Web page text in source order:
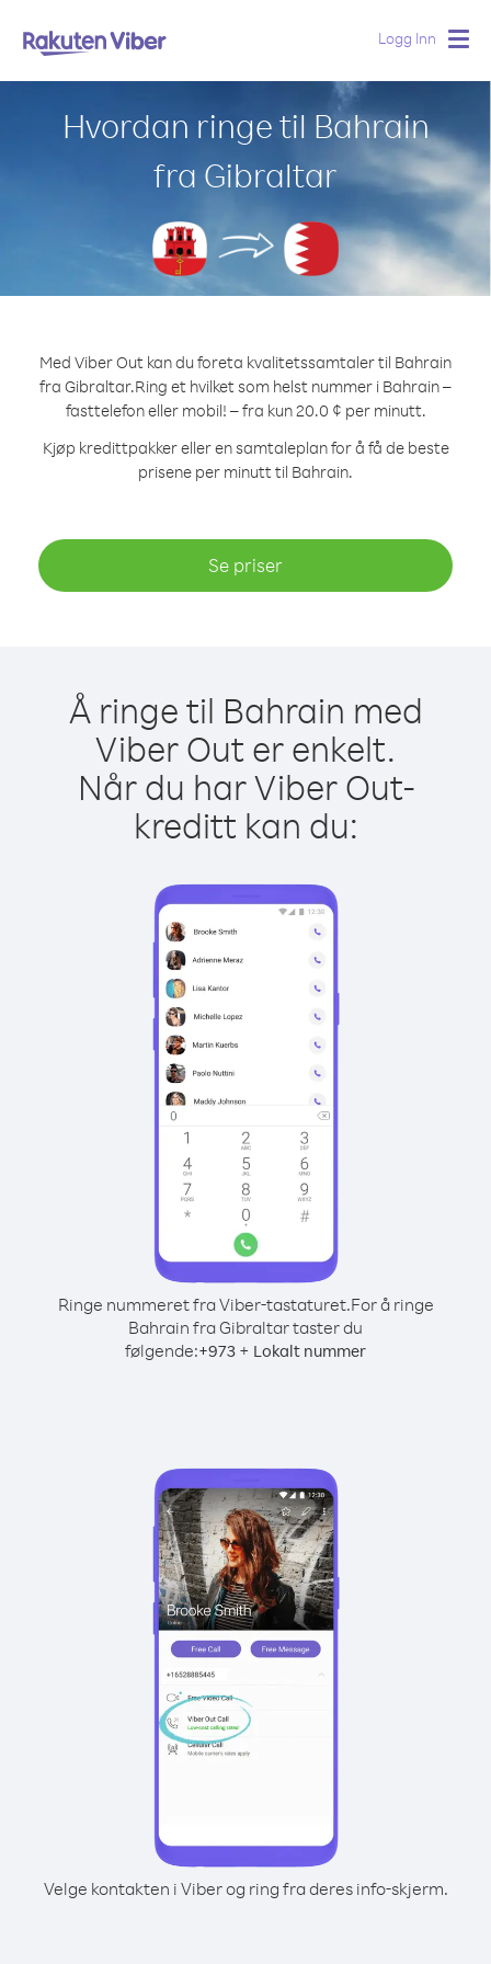
Logg Inn
Hvordan ringe til Bahrain
fra Gibraltar
Med Viber Out kan du foreta kvalitetssamtaler til Bahrain
fra Gibraltar.Ring et hvilket som helst nummer i Bahrain –
fasttelefon eller mobil! – fra kun 20.0 ¢ per minutt.
Kjøp kredittpakker eller en samtaleplan for å få de beste
prisene per minutt til Bahrain.
Se priser
Å ringe til Bahrain med
Viber Out er enkelt.
Når du har Viber Out-
kreditt kan du:
Ringe nummeret fra Viber-tastaturet.For å ringe
Bahrain fra Gibraltar taster du
følgende:+973 + Lokalt nummer
Velge kontakten i Viber og ring fra deres info-skjerm.